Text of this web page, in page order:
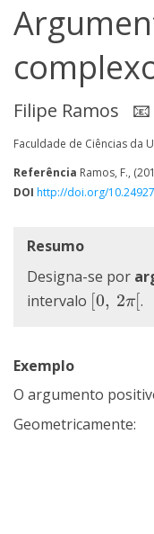
Filipe Ramos 📧
Faculdade de Ciências da
Referência Ramos, F.,
DOI http://doi.org/
Resumo
Designa-se por
intervalo [0, 2π[
0,2 π[ .
Exemplo
O argumento
Geometricamente: